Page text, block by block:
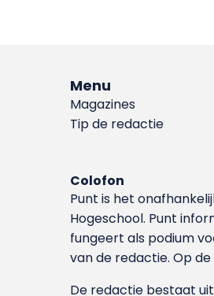
Menu
Magazines
Tip de redactie
Colofon
Punt is het
Hoge­school. Punt
fungeert als podium
van de redactie. Op
De redactie bestaat